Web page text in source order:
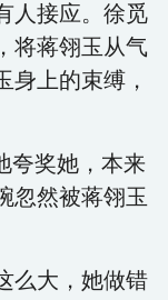
人接应。徐觅
将蒋翎玉从气
身上的束缚，
夸奖她，本来
忽然被蒋翎玉
么大，她做错